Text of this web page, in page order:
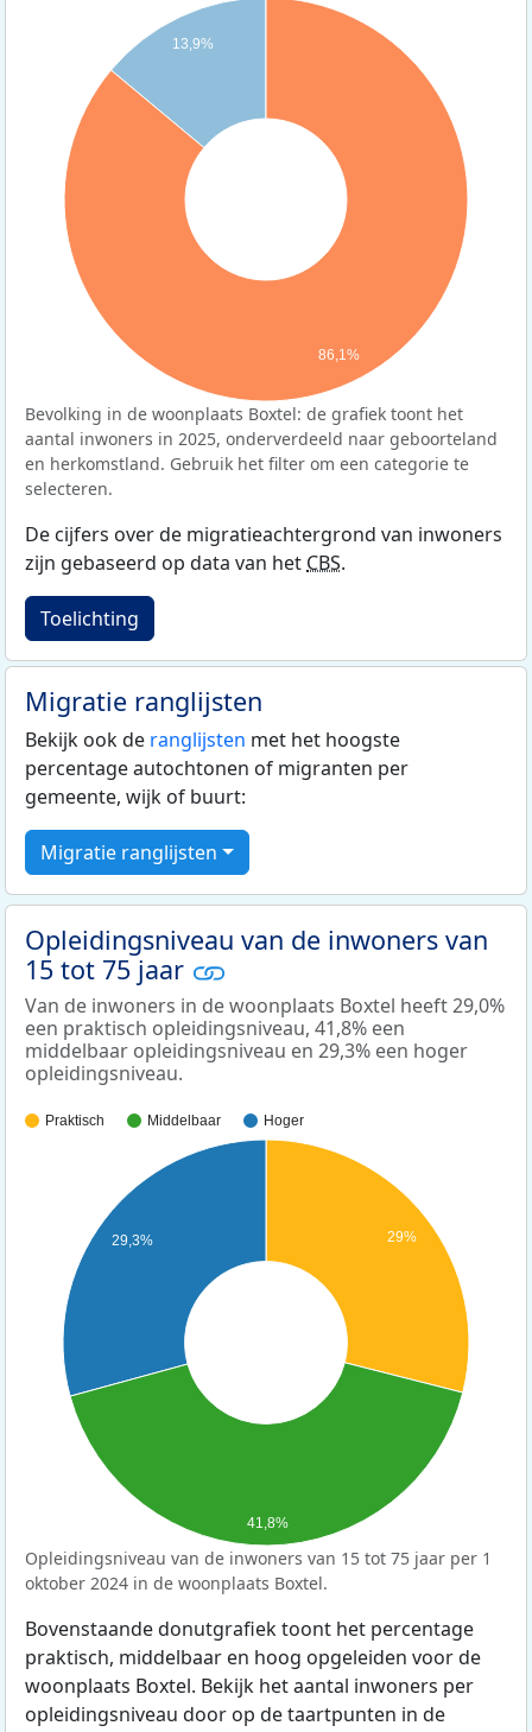
13,9%
86,1%
Bevolking in de woonplaats Boxtel: de grafiek toont het
aantal inwoners in 2025, onderverdeeld naar geboorteland
en herkomstland. Gebruik het filter om een categorie te
selecteren.
De cijfers over de migratieachtergrond van inwoners
zijn gebaseerd op data van het CBS.
Toelichting
Migratie ranglijsten
Bekijk ook de ranglijsten met het hoogste
percentage autochtonen of migranten per
gemeente, wijk of buurt:
Migratie ranglijsten
Opleidingsniveau van de inwoners van
15 tot 75 jaar
Van de inwoners in de woonplaats Boxtel heeft 29,0%
een praktisch opleidingsniveau, 41,8% een
middelbaar opleidingsniveau en 29,3% een hoger
opleidingsniveau.
Praktisch Middelbaar Hoger
29%
29,3%
41,8%
Opleidingsniveau van de inwoners van 15 tot 75 jaar per 1
oktober 2024 in de woonplaats Boxtel.
Bovenstaande donutgrafiek toont het percentage
praktisch, middelbaar en hoog opgeleiden voor de
woonplaats Boxtel. Bekijk het aantal inwoners per
opleidingsniveau door op de taartpunten in de